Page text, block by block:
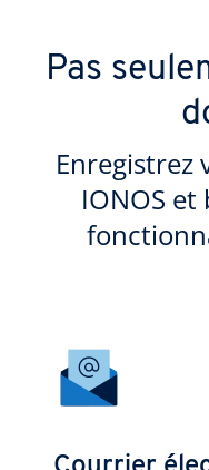
Pas
Enregistrez
IONOS